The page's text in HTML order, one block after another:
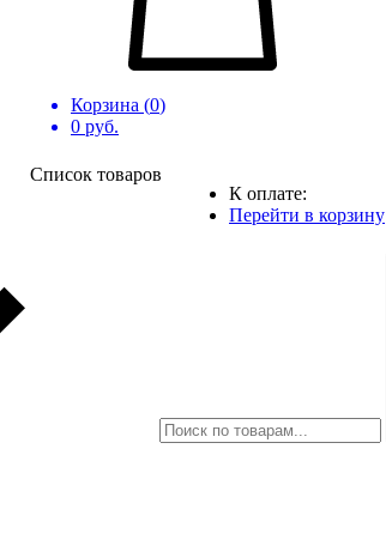
Корзина (0)
0 руб.
Список товаров
К оплате:
Перейти в корзину